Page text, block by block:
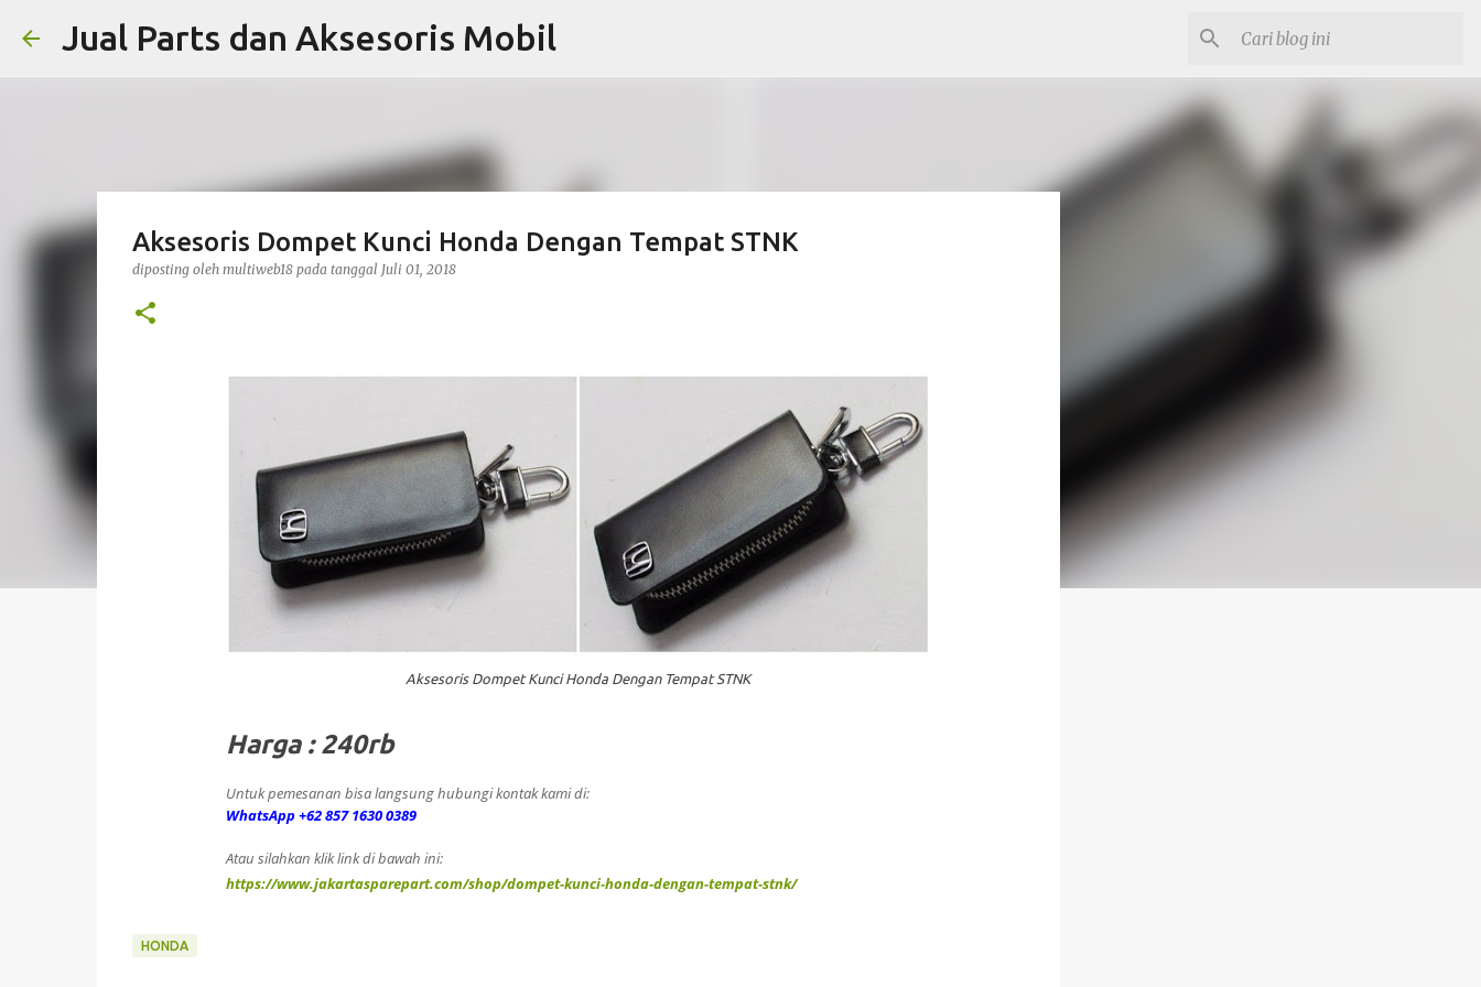
Jual Parts dan Aksesoris Mobil
Aksesoris Dompet Kunci Honda Dengan Tempat STNK
diposting oleh multiweb18 pada tanggal Juli 01, 2018
Aksesoris Dompet Kunci Honda Dengan Tempat STNK
Harga : 240rb
Untuk pemesanan bisa langsung hubungi kontak kami di:
WhatsApp +62 857 1630 0389
Atau silahkan klik link di bawah ini:
https://www.jakartasparepart.com/shop/dompet-kunci-honda-dengan-tempat-stnk/
HONDA